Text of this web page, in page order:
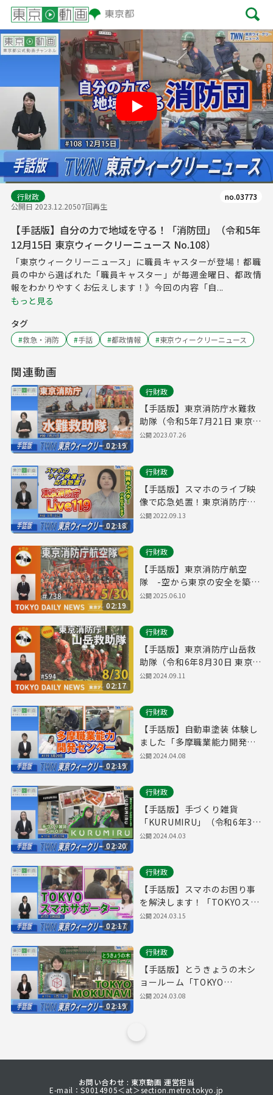
Play
行財政
公開日 2023.12.20507回再生
no.03773
【手話版】自分の力で地域を守る！「消防団」（令和5年
12月15日 東京ウィークリーニュース No.108）
「東京ウィークリーニュース」に職員キャスターが登場！都職
員の中から選ばれた「職員キャスター」が毎週金曜日、都政情
報をわかりやすくお伝えします！》今回の内容「自...
もっと見る
タグ
#救急・消防 #手話 #都政情報 #東京ウィークリーニュース
関連動画
02:19
行財政
【手話版】東京消防庁水難救
助隊（令和5年7月21日 東京ウ
ィークリーニュース No.90）
公開2023.07.26
02:18
行財政
【手話版】スマホのライブ映
像で応急処置！東京消防庁
「Live119」（令和4年9月10
公開2022.09.13
02:19
行財政
【手話版】東京消防庁航空
隊 -空から東京の安全を築
く-（令和7年5月30日 東京デ
公開2025.06.10
02:17
行財政
【手話版】東京消防庁山岳救
助隊（令和6年8月30日 東京デ
イリーニュース特別版）
公開2024.09.11
02:19
行財政
【手話版】自動車塗装 体験し
ました「多摩職業能力開発セ
ンター」（令和6年3月29日 東
公開2024.04.08
02:20
行財政
【手話版】手づくり雑貨
「KURUMIRU」（令和6年3月
22日 東京ウィークリーニュー
公開2024.04.03
02:17
行財政
【手話版】スマホのお困り事
を解決します！「TOKYOスマ
ホサポーター」（令和6年3月
公開2024.03.15
02:19
行財政
【手話版】とうきょうの木シ
ョールーム「TOKYO
MOKUNAVI」（令和6年3月1
公開2024.03.08
お問い合わせ : 東京動画 運営担当
E-mail：S0014905＜at＞section.metro.tokyo.jp